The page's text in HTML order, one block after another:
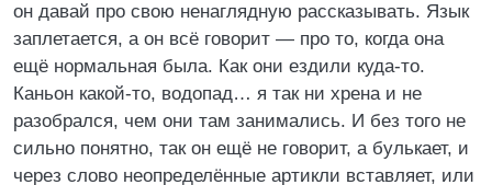
он давай про свою ненаглядную рассказывать. Язык
заплетается, а он всё говорит — про то, когда она
ещё нормальная была. Как они ездили куда-то.
Каньон какой-то, водопад… я так ни хрена и не
разобрался, чем они там занимались. И без того не
сильно понятно, так он ещё не говорит, а булькает, и
через слово неопределённые артикли вставляет, или